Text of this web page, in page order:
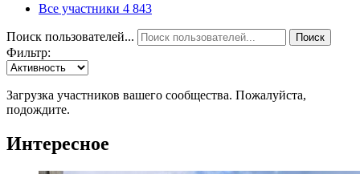
Все участники 4 843
Поиск пользователей... Поиск
Фильтр:
Загрузка участников вашего сообщества. Пожалуйста,
подождите.
Интересное